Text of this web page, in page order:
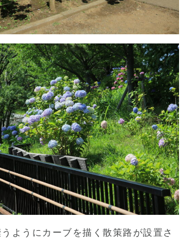
ようにカーブを描く散策路が設置さ